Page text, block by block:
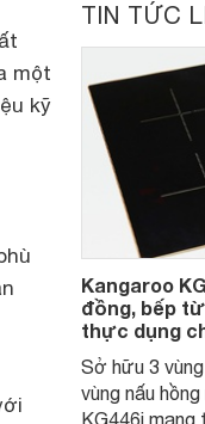
một
kỹ
TIN TỨC
Kangaroo
đồng, bếp
thực dụng
Sở hữu 3
vùng nấu
KG446i mang